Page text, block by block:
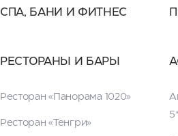
СПА, БАНИ И ФИТНЕС
РЕСТОРАНЫ И БАРЫ
Ресторан «Панорама 1020»
Ресторан «Тенгри»